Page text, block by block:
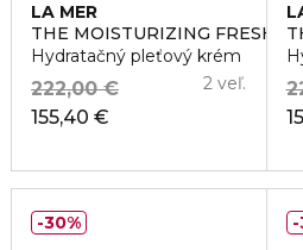
LA MER
THE MOISTURIZING FRESH
Hydratačný pleťový krém
155,40 €
222,00 € 2 veľ.
30%